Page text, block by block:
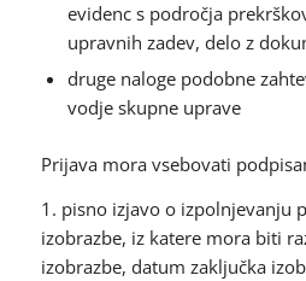
evidenc s področja
upravnih zadev, delo z
druge naloge podobne
vodje skupne uprave
Prijava mora vsebovati
1. pisno izjavo o izpolnjevanju
izobrazbe, iz katere mora biti
izobrazbe, datum zaključka